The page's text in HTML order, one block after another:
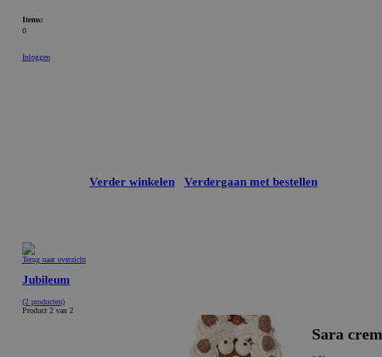
Items:
0
Inloggen
Verder winkelen Verdergaan met bestellen
Terug naar overzicht
Jubileum
(2 producten)
Product 2 van 2
Sara